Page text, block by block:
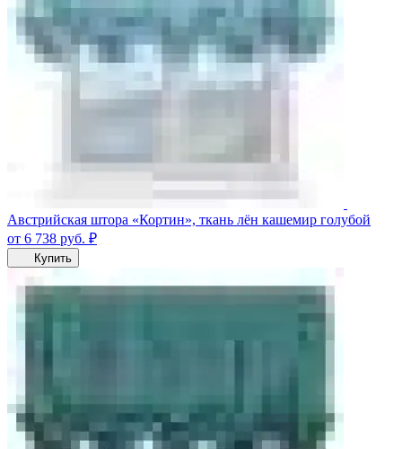
Австрийская штора «Кортин», ткань лён кашемир голубой
от 6 738 руб. ₽
Купить